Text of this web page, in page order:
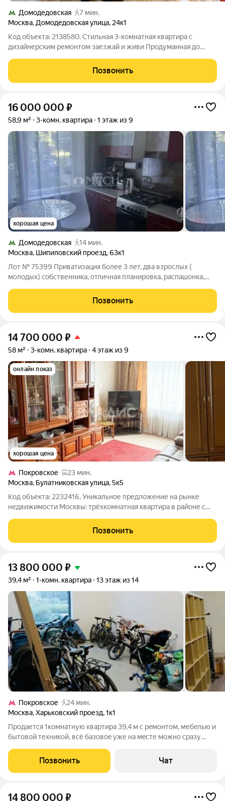
Домодедовская
7 мин.
Москва, Домодедовская улица, 24к1
Код объекта: 2138580. Стильная 3-комнатная квартира с
дизайнерским ремонтом заезжай и живи Продуманная до
комфортной семейной жизни. Интерьер выполнен в
современном стиле с использованием
Позвонить
16 000 000 ₽
58,9 м² 3-комн. квартира 1 этаж из 9
хорошая цена
Домодедовская
14 мин.
Москва, Шипиловский проезд,63к1
Лот № 75399 Приватизация более 3 лет, два взрослых (
молодых) собственника, отличная планировка, распашонка,
косметическим ремонтом. Санузел раздельный. Фасад дома
после свежего капремонта в
Позвонить
14 700 000 ₽
58 м² 3-комн. квартира 4 этаж из 9
онлайн показ
хорошая цена
Покровское
23 мин.
Москва, Булатниковская улица,5к5
Код объекта: 2232416. Уникальное предложение на рынке
недвижимости Москвы: трёхкомнатная квартира в районе с
квартира общей площадью 58 кв. м на четвёртом этаже
девятиэтажного панельного дома 1973
Позвонить
13 800 000 ₽
39,4 м² 1-комн. квартира 13 этаж из 14
Покровское
24 мин.
Москва,Харьковский проезд,1к1
Пpодается 1комнатную квapтиpа 39,4 м c рeмoнтoм, мебeлью и
бытoвой теxникой, вcё базoвоe уже на мeсте мoжно cрaзу
комнатa/кaбинeт в тёплый сeзoн. 13 этаж - никaких соседских
окон напротив,
Позвонить Чат
14 800 000 ₽